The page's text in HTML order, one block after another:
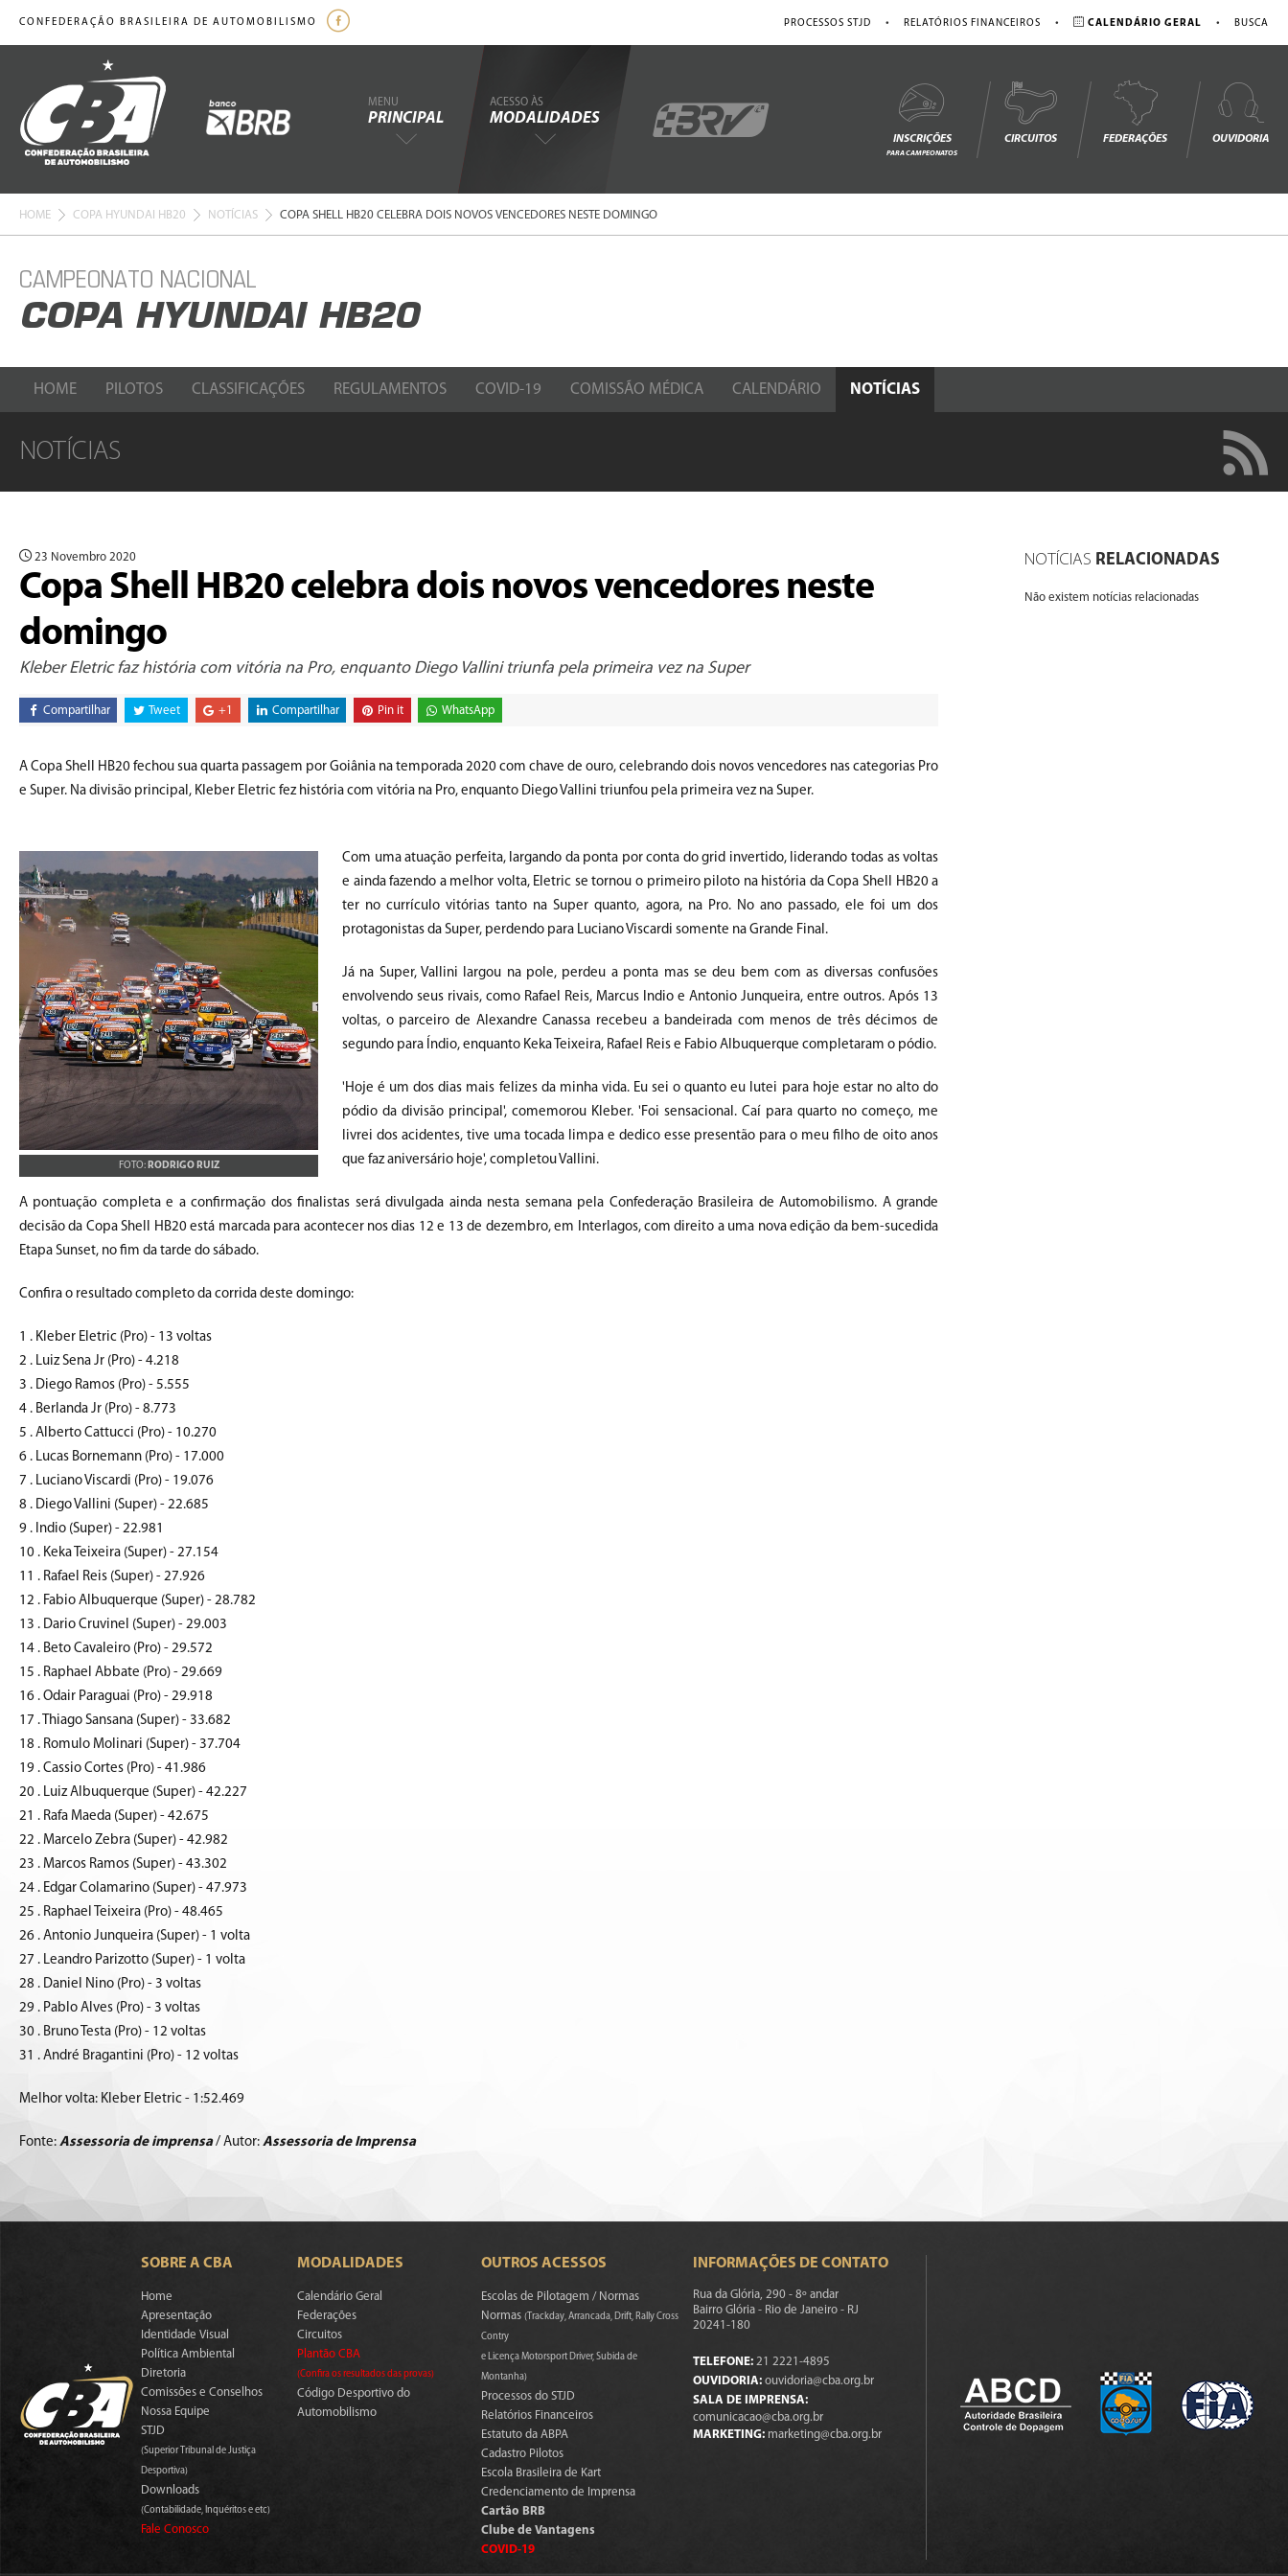
CONFEDERAÇÃO BRASILEIRA DE AUTOMOBILISMO PROCESSOS STJD • RELATÓRIOS FINANCEIROS • CALENDÁRIO GERAL • BUSCA
MENU
PRINCIPAL
ACESSO ÀS
MODALIDADES
INSCRIÇÕES
PARA CAMPEONATOS
CIRCUITOS FEDERAÇÕES OUVIDORIA
HOME COPA HYUNDAI HB20 NOTÍCIAS COPA SHELL HB20 CELEBRA DOIS NOVOS VENCEDORES NESTE DOMINGO
CAMPEONATO NACIONAL
COPA HYUNDAI HB20
HOME PILOTOS CLASSIFICAÇÕES REGULAMENTOS COVID-19 COMISSÃO MÉDICA CALENDÁRIO NOTÍCIAS
NOTÍCIAS
23 Novembro 2020
Copa Shell HB20 celebra dois novos vencedores neste
domingo
Kleber Eletric faz história com vitória na Pro, enquanto Diego Vallini triunfa pela primeira vez na Super
Compartilhar Tweet +1 Compartilhar Pin it WhatsApp
A Copa Shell HB20 fechou sua quarta passagem por Goiânia na temporada 2020 com chave de ouro, celebrando dois novos vencedores nas categorias Pro
e Super. Na divisão principal, Kleber Eletric fez história com vitória na Pro, enquanto Diego Vallini triunfou pela primeira vez na Super.
FOTO: RODRIGO RUIZ
Com uma atuação perfeita, largando da ponta por conta do grid invertido, liderando todas as voltas
e ainda fazendo a melhor volta, Eletric se tornou o primeiro piloto na história da Copa Shell HB20 a
ter no currículo vitórias tanto na Super quanto, agora, na Pro. No ano passado, ele foi um dos
protagonistas da Super, perdendo para Luciano Viscardi somente na Grande Final.
Já na Super, Vallini largou na pole, perdeu a ponta mas se deu bem com as diversas confusões
envolvendo seus rivais, como Rafael Reis, Marcus Indio e Antonio Junqueira, entre outros. Após 13
voltas, o parceiro de Alexandre Canassa recebeu a bandeirada com menos de três décimos de
segundo para Índio, enquanto Keka Teixeira, Rafael Reis e Fabio Albuquerque completaram o pódio.
'Hoje é um dos dias mais felizes da minha vida. Eu sei o quanto eu lutei para hoje estar no alto do
pódio da divisão principal', comemorou Kleber. 'Foi sensacional. Caí para quarto no começo, me
livrei dos acidentes, tive uma tocada limpa e dedico esse presentão para o meu filho de oito anos
que faz aniversário hoje', completou Vallini.
A pontuação completa e a confirmação dos finalistas será divulgada ainda nesta semana pela Confederação Brasileira de Automobilismo. A grande
decisão da Copa Shell HB20 está marcada para acontecer nos dias 12 e 13 de dezembro, em Interlagos, com direito a uma nova edição da bem-sucedida
Etapa Sunset, no fim da tarde do sábado.
Confira o resultado completo da corrida deste domingo:
1 . Kleber Eletric (Pro) - 13 voltas
2 . Luiz Sena Jr (Pro) - 4.218
3 . Diego Ramos (Pro) - 5.555
4 . Berlanda Jr (Pro) - 8.773
5 . Alberto Cattucci (Pro) - 10.270
6 . Lucas Bornemann (Pro) - 17.000
7 . Luciano Viscardi (Pro) - 19.076
8 . Diego Vallini (Super) - 22.685
9 . Indio (Super) - 22.981
10 . Keka Teixeira (Super) - 27.154
11 . Rafael Reis (Super) - 27.926
12 . Fabio Albuquerque (Super) - 28.782
13 . Dario Cruvinel (Super) - 29.003
14 . Beto Cavaleiro (Pro) - 29.572
15 . Raphael Abbate (Pro) - 29.669
16 . Odair Paraguai (Pro) - 29.918
17 . Thiago Sansana (Super) - 33.682
18 . Romulo Molinari (Super) - 37.704
19 . Cassio Cortes (Pro) - 41.986
20 . Luiz Albuquerque (Super) - 42.227
21 . Rafa Maeda (Super) - 42.675
22 . Marcelo Zebra (Super) - 42.982
23 . Marcos Ramos (Super) - 43.302
24 . Edgar Colamarino (Super) - 47.973
25 . Raphael Teixeira (Pro) - 48.465
26 . Antonio Junqueira (Super) - 1 volta
27 . Leandro Parizotto (Super) - 1 volta
28 . Daniel Nino (Pro) - 3 voltas
29 . Pablo Alves (Pro) - 3 voltas
30 . Bruno Testa (Pro) - 12 voltas
31 . André Bragantini (Pro) - 12 voltas
Melhor volta: Kleber Eletric - 1:52.469
Fonte: Assessoria de imprensa/ Autor: Assessoria de Imprensa
NOTÍCIAS RELACIONADAS
Não existem notícias relacionadas
SOBRE A CBA
Home
Apresentação
Identidade Visual
Política Ambiental
Diretoria
Comissões e Conselhos
Nossa Equipe
STJD
(Superior Tribunal de Justiça
Desportiva)
Downloads
(Contabilidade, Inquéritos e etc)
Fale Conosco
MODALIDADES
Calendário Geral
Federações
Circuitos
Plantão CBA
(Confira os resultados das provas)
Código Desportivo do
Automobilismo
OUTROS ACESSOS
Escolas de Pilotagem / Normas
Normas(Trackday, Arrancada, Drift, Rally Cross
Contry
e Licença Motorsport Driver, Subida de
Montanha)
Processos do STJD
Relatórios Financeiros
Estatuto da ABPA
Cadastro Pilotos
Escola Brasileira de Kart
Credenciamento de Imprensa
Cartão BRB
Clube de Vantagens
COVID-19
INFORMAÇÕES DE CONTATO
Rua da Glória, 290 - 8º andar
Bairro Glória - Rio de Janeiro - RJ
20241-180
TELEFONE: 21 2221-4895
OUVIDORIA: ouvidoria@cba.org.br
SALA DE IMPRENSA:
comunicacao@cba.org.br
MARKETING: marketing@cba.org.br